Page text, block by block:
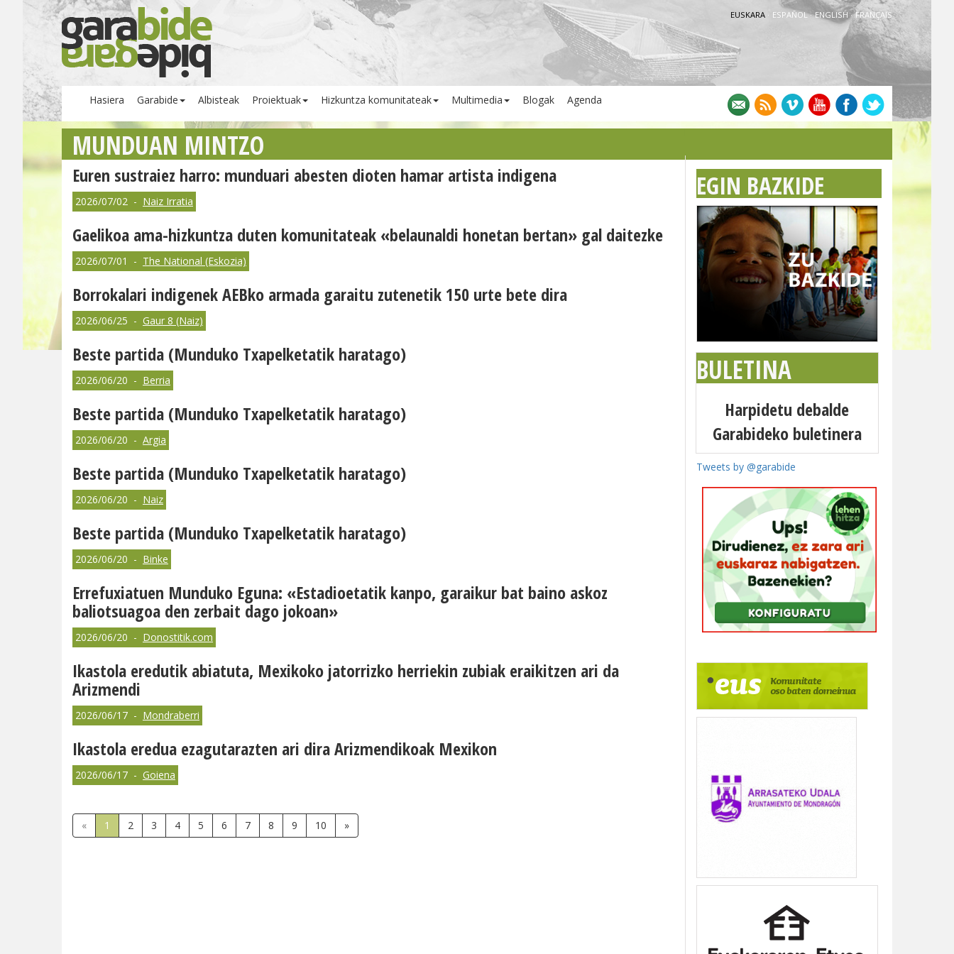
EUSKARA · ESPAÑOL· ENGLISH · FRANÇAIS
Hasiera Garabide Albisteak Proiektuak Hizkuntza komunitateak Multimedia Blogak Agenda
MUNDUAN MINTZO
Euren sustraiez harro: munduari abesten dioten hamar artista indigena
2026/07/02 - Naiz Irratia
Gaelikoa ama-hizkuntza duten komunitateak «belaunaldi honetan bertan» gal daitezke
2026/07/01 - The National (Eskozia)
Borrokalari indigenek AEBko armada garaitu zutenetik 150 urte bete dira
2026/06/25 - Gaur 8 (Naiz)
Beste partida (Munduko Txapelketatik haratago)
2026/06/20 - Berria
Beste partida (Munduko Txapelketatik haratago)
2026/06/20 - Argia
Beste partida (Munduko Txapelketatik haratago)
2026/06/20 - Naiz
Beste partida (Munduko Txapelketatik haratago)
2026/06/20 - Binke
Errefuxiatuen Munduko Eguna: «Estadioetatik kanpo, garaikur bat baino askoz
baliotsuagoa den zerbait dago jokoan»
2026/06/20 - Donostitik.com
Ikastola eredutik abiatuta, Mexikoko jatorrizko herriekin zubiak eraikitzen ari da
Arizmendi
2026/06/17 - Mondraberri
Ikastola eredua ezagutarazten ari dira Arizmendikoak Mexikon
2026/06/17 - Goiena
« 1 2 3 4 5 6 7 8 9 10 »
EGIN BAZKIDE
BULETINA
Harpidetu debalde
Garabideko buletinera
Tweets by @garabide